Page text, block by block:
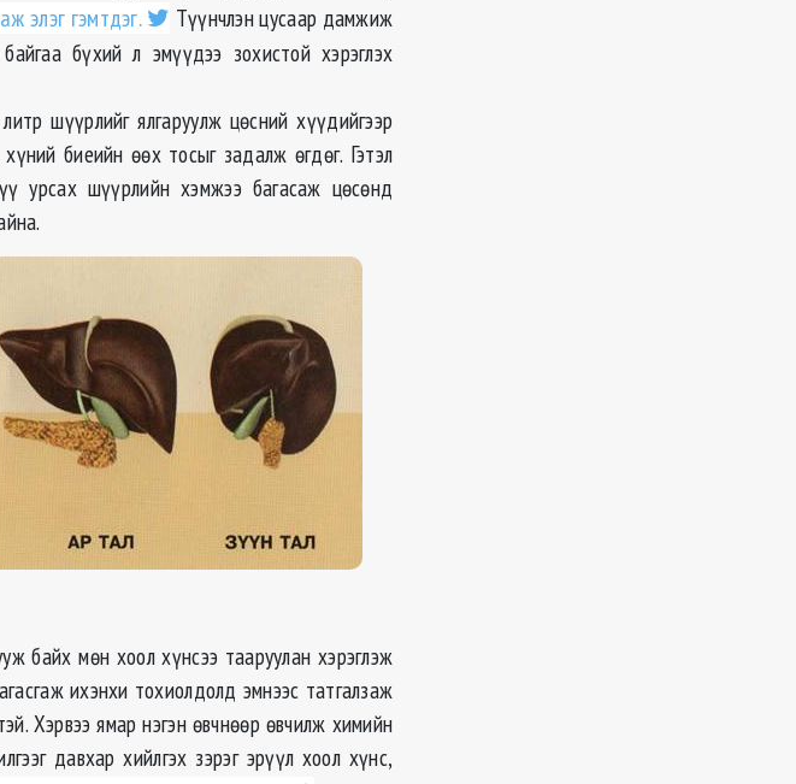
элэг гэмтдэг.
Түүнчлэн цусаар дамжиж
бүхий л эмүүдээ зохистой хэрэглэх
шүүрлийг ялгаруулж цөсний хүүдийгээр
биеийн өөх тосыг задалж өгдөг. Гэтэл
урсах шүүрлийн хэмжээ багасаж цөсөнд
байх мөн хоол хүнсээ тааруулан хэрэглэж
ихэнхи тохиолдолд эмнээс татгалзаж
Хэрвээ ямар нэгэн өвчнөөр өвчилж химийн
давхар хийлгэх зэрэг эрүүл хоол хүнс,